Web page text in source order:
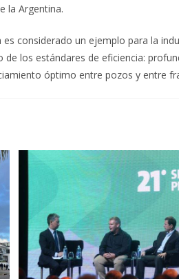
la Argentina.
es considerado un ejemplo para la
de los estándares de eficiencia:
óptimo entre pozos y entre